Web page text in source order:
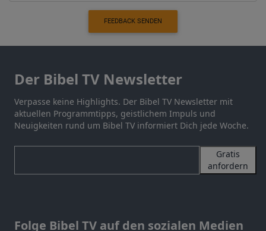
FEEDBACK SENDEN
Der Bibel TV Newsletter
Verpasse keine Highlights. Der Bibel TV Newsletter mit
aktuellen Programmtipps, geistlichem Impuls und
Neuigkeiten rund um Bibel TV informiert Dich jede Woche.
Gratis
anfordern
Folge Bibel TV auf den sozialen Medien